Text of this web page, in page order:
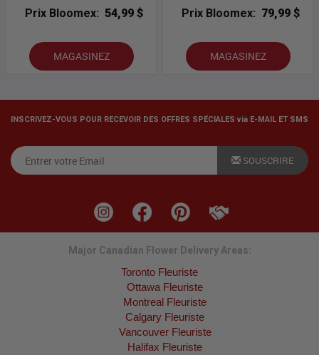
Prix Bloomex: 54,99 $
MAGASINEZ
Prix Bloomex: 79,99 $
MAGASINEZ
INSCRIVEZ-VOUS POUR RECEVOIR DES OFFRES SPÉCIALES via E-MAIL ET SMS
SOUSCRIRE
Major Canadian Flower Delivery Areas:
Toronto Fleuriste
Ottawa Fleuriste
Montreal Fleuriste
Calgary Fleuriste
Vancouver Fleuriste
Halifax Fleuriste